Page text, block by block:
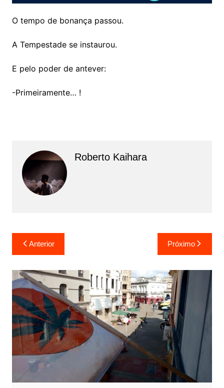
O tempo de bonança passou.
A Tempestade se instaurou.
E pelo poder de antever:
-Primeiramente… !
Roberto Kaihara
a
v
e
g
a
ç
d
Anterior Próximo